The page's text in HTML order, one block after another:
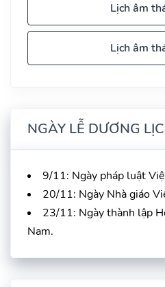
Lịch âm
Lịch âm
NGÀY LỄ DƯƠNG
9/11: Ngày pháp luật
20/11: Ngày Nhà giáo
23/11: Ngày thành lập
Nam.